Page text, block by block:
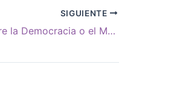
SIGUIENTE
La Salud entre la Democracia o el Mercado